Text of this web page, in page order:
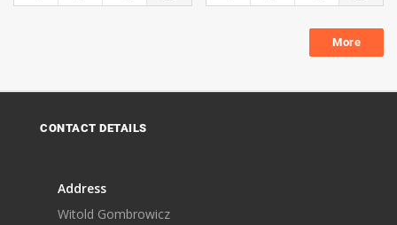
More
CONTACT DETAILS
Address
Witold Gombrowicz